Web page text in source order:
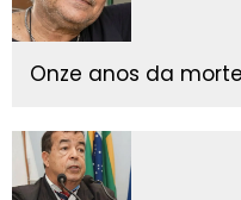
Onze anos da